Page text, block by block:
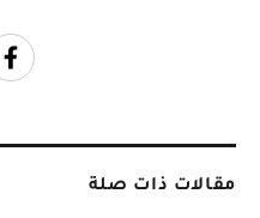
مقالات ذات صلة